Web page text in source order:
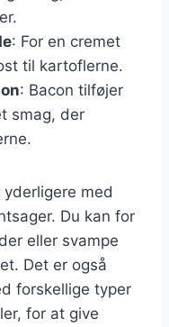
: For en cremet
til kartoflerne.
: Bacon tilføjer
smag, der
med
Du kan for
eller svampe
Det er også
forskellige typer
for at give